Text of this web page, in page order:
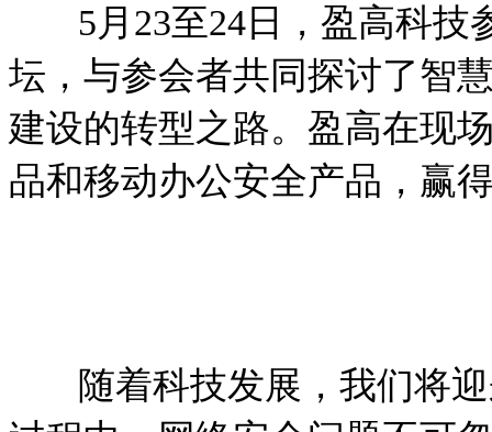
5月23至24日，盈高科技
坛，与参会者共同探讨了智
建设的转型之路。盈高在现
品和移动办公安全产品，赢
随着科技发展，我们将迎